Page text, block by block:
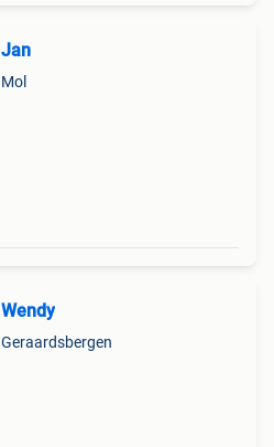
Jan
Mol
Wendy
Geraardsbergen